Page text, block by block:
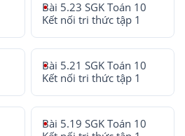
Bài 5.23 SGK Toán 10
Kết nối tri thức tập 1
Bài 5.21 SGK Toán 10
Kết nối tri thức tập 1
Bài 5.19 SGK Toán 10